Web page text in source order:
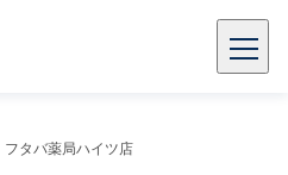
フタバ薬局ハイツ店